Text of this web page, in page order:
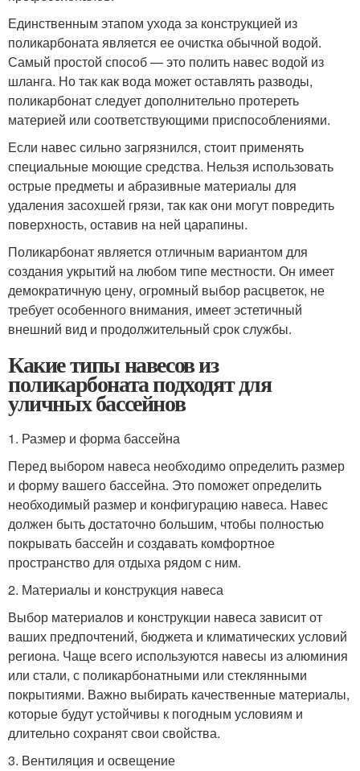
Единственным этапом ухода за конструкцией из
поликарбоната является ее очистка обычной водой.
Самый простой способ — это полить навес водой из
шланга. Но так как вода может оставлять разводы,
поликарбонат следует дополнительно протереть
материей или соответствующими приспособлениями.
Если навес сильно загрязнился, стоит применять
специальные моющие средства. Нельзя использовать
острые предметы и абразивные материалы для
удаления засохшей грязи, так как они могут повредить
поверхность, оставив на ней царапины.
Поликарбонат является отличным вариантом для
создания укрытий на любом типе местности. Он имеет
демократичную цену, огромный выбор расцветок, не
требует особенного внимания, имеет эстетичный
внешний вид и продолжительный срок службы.
Какие типы навесов из
поликарбоната подходят для
уличных бассейнов
1. Размер и форма бассейна
Перед выбором навеса необходимо определить размер
и форму вашего бассейна. Это поможет определить
необходимый размер и конфигурацию навеса. Навес
должен быть достаточно большим, чтобы полностью
покрывать бассейн и создавать комфортное
пространство для отдыха рядом с ним.
2. Материалы и конструкция навеса
Выбор материалов и конструкции навеса зависит от
ваших предпочтений, бюджета и климатических условий
региона. Чаще всего используются навесы из алюминия
или стали, с поликарбонатными или стеклянными
покрытиями. Важно выбирать качественные материалы,
которые будут устойчивы к погодным условиям и
длительно сохранят свои свойства.
3. Вентиляция и освещение